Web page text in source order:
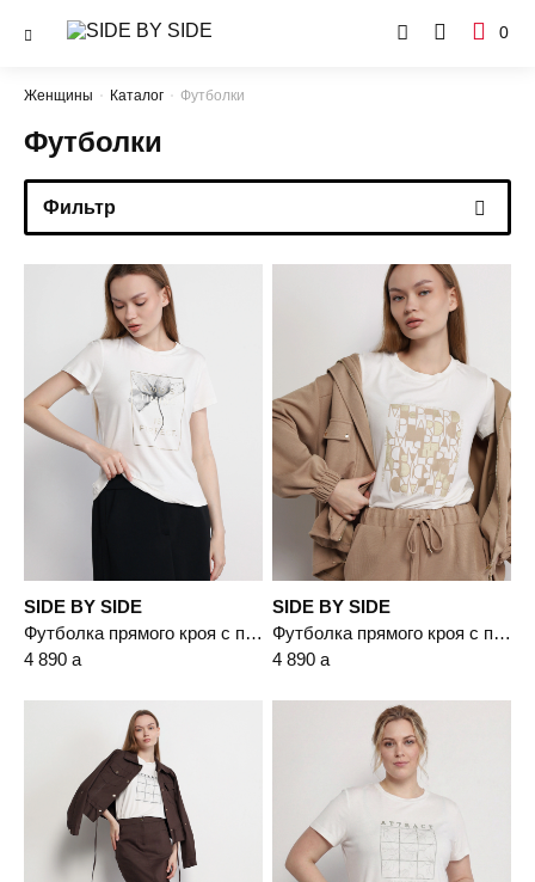
0
Женщины Каталог Футболки
Футболки
Фильтр
SIDE BY SIDE
Футболка прямого кроя с принтом
4 890 a
SIDE BY SIDE
Футболка прямого кроя с принтом
4 890 a